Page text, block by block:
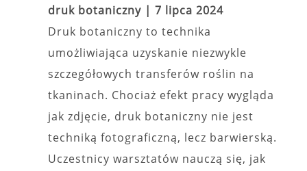
druk botaniczny | 7 lipca 2024
Druk botaniczny to technika
umożliwiająca uzyskanie niezwykle
szczegółowych transferów roślin na
tkaninach. Chociaż efekt pracy wygląda
jak zdjęcie, druk botaniczny nie jest
techniką fotograficzną, lecz barwierską.
Uczestnicy warsztatów nauczą się, jak